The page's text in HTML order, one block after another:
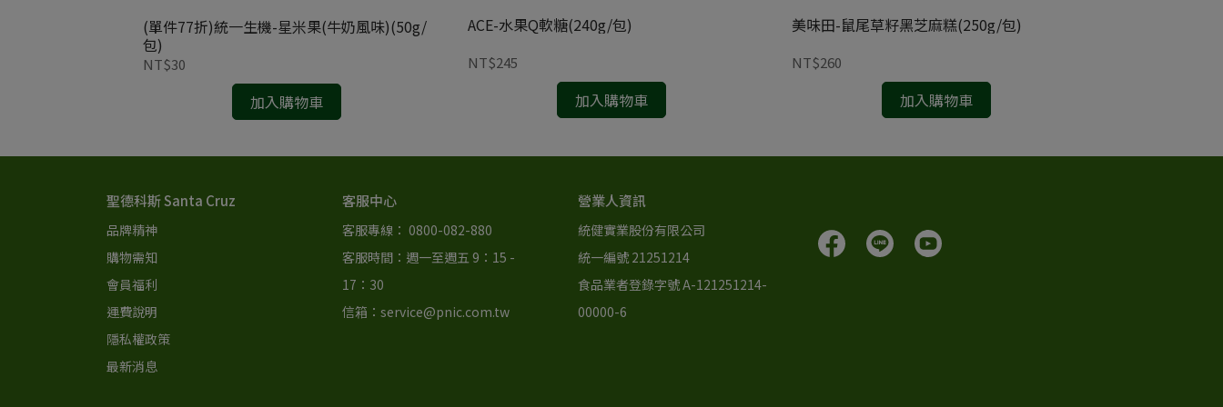
(單件77折)統一生機-星米果(牛奶風味)(50g/
包)
NT$30
加入購物車
ACE-水果Q軟糖(240g/包)
NT$245
加入購物車
美味田-鼠尾草籽黑芝麻糕(250g/包)
NT$260
加入購物車
聖德科斯 Santa Cruz
品牌精神
購物需知
會員福利
運費說明
隱私權政策
最新消息
客服中心
客服專線： 0800-082-880
客服時間：週一至週五 9：15 -
17：30
信箱：service@pnic.com.tw
營業人資訊
統健實業股份有限公司
統一編號 21251214
食品業者登錄字號 A-121251214-
00000-6